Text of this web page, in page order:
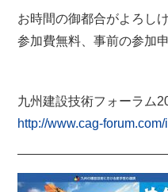
お時間の御都合がよろし
参加費無料、事前の参加
九州建設技術フォーラム
http://www.cag-forum.com/